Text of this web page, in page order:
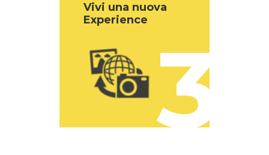
3
Vivi una nuova
Experience